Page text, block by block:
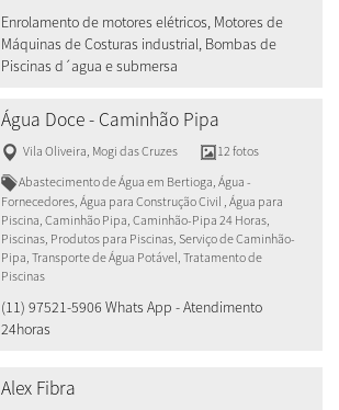
Enrolamento de motores elétricos, Motores de
Máquinas de Costuras industrial, Bombas de
Piscinas d´agua e submersa
Água Doce - Caminhão Pipa
Vila Oliveira Mogi das Cruzes
12 fotos
Abastecimento de Água em Bertioga, Água -
Fornecedores, Água para Construção Civil , Água para
Piscina, Caminhão Pipa, Caminhão-Pipa 24 Horas,
Piscinas, Produtos para Piscinas, Serviço de Caminhão-
Pipa, Transporte de Água Potável, Tratamento de
Piscinas
(11) 97521-5906 Whats App - Atendimento
24horas
Alex Fibra